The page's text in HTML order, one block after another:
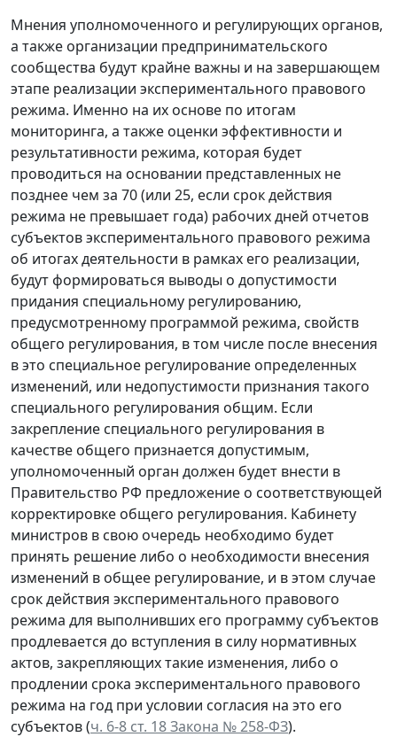
Мнения уполномоченного и регулирующих органов,
а также организации предпринимательского
сообщества будут крайне важны и на завершающем
этапе реализации экспериментального правового
режима. Именно на их основе по итогам
мониторинга, а также оценки эффективности и
результативности режима, которая будет
проводиться на основании представленных не
позднее чем за 70 (или 25, если срок действия
режима не превышает года) рабочих дней отчетов
субъектов экспериментального правового режима
об итогах деятельности в рамках его реализации,
будут формироваться выводы о допустимости
придания специальному регулированию,
предусмотренному программой режима, свойств
общего регулирования, в том числе после внесения
в это специальное регулирование определенных
изменений, или недопустимости признания такого
специального регулирования общим. Если
закрепление специального регулирования в
качестве общего признается допустимым,
уполномоченный орган должен будет внести в
Правительство РФ предложение о соответствующей
корректировке общего регулирования. Кабинету
министров в свою очередь необходимо будет
принять решение либо о необходимости внесения
изменений в общее регулирование, и в этом случае
срок действия экспериментального правового
режима для выполнивших его программу субъектов
продлевается до вступления в силу нормативных
актов, закрепляющих такие изменения, либо о
продлении срока экспериментального правового
режима на год при условии согласия на это его
субъектов (ч. 6-8 ст. 18 Закона № 258-ФЗ).